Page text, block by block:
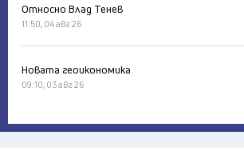
Относно Влад Тенев
11:50, 04 авг 26
Новата геоикономика
09:10, 03 авг 26